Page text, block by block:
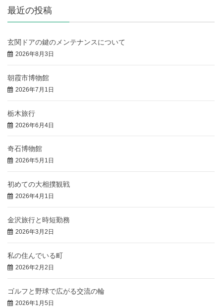
最近の投稿
玄関ドアの鍵のメンテナンスについて
2026年8月3日
朝霞市博物館
2026年7月1日
栃木旅行
2026年6月4日
奇石博物館
2026年5月1日
初めての大相撲観戦
2026年4月1日
金沢旅行と時短勤務
2026年3月2日
私の住んでいる町
2026年2月2日
ゴルフと野球で広がる交流の輪
2026年1月5日